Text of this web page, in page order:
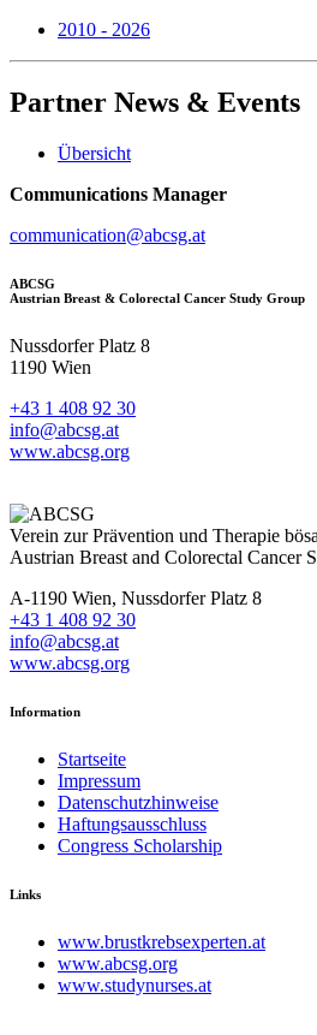
2010 - 2026
Partner News & Events
Übersicht
Communications Manager
communication@abcsg.at
ABCSG
Austrian Breast & Colorectal Cancer Study Group
Nussdorfer Platz 8
1190 Wien
+43 1 408 92 30
info@abcsg.at
www.abcsg.org
Verein zur Prävention und Therapie
Austrian Breast and Colorectal Cancer
A-1190 Wien, Nussdorfer Platz 8
+43 1 408 92 30
info@abcsg.at
www.abcsg.org
Information
Startseite
Impressum
Datenschutzhinweise
Haftungsausschluss
Congress Scholarship
Links
www.brustkrebsexperten.at
www.abcsg.org
www.studynurses.at